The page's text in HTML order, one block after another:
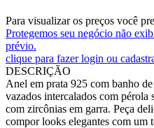
Para visualizar os preços você
Protegemos seu negócio não
prévio.
clique para fazer login ou
DESCRIÇÃO
Anel em prata 925 com banho
vazados intercalados com pérola
com zircônias em garra. Peça
compor looks elegantes com um